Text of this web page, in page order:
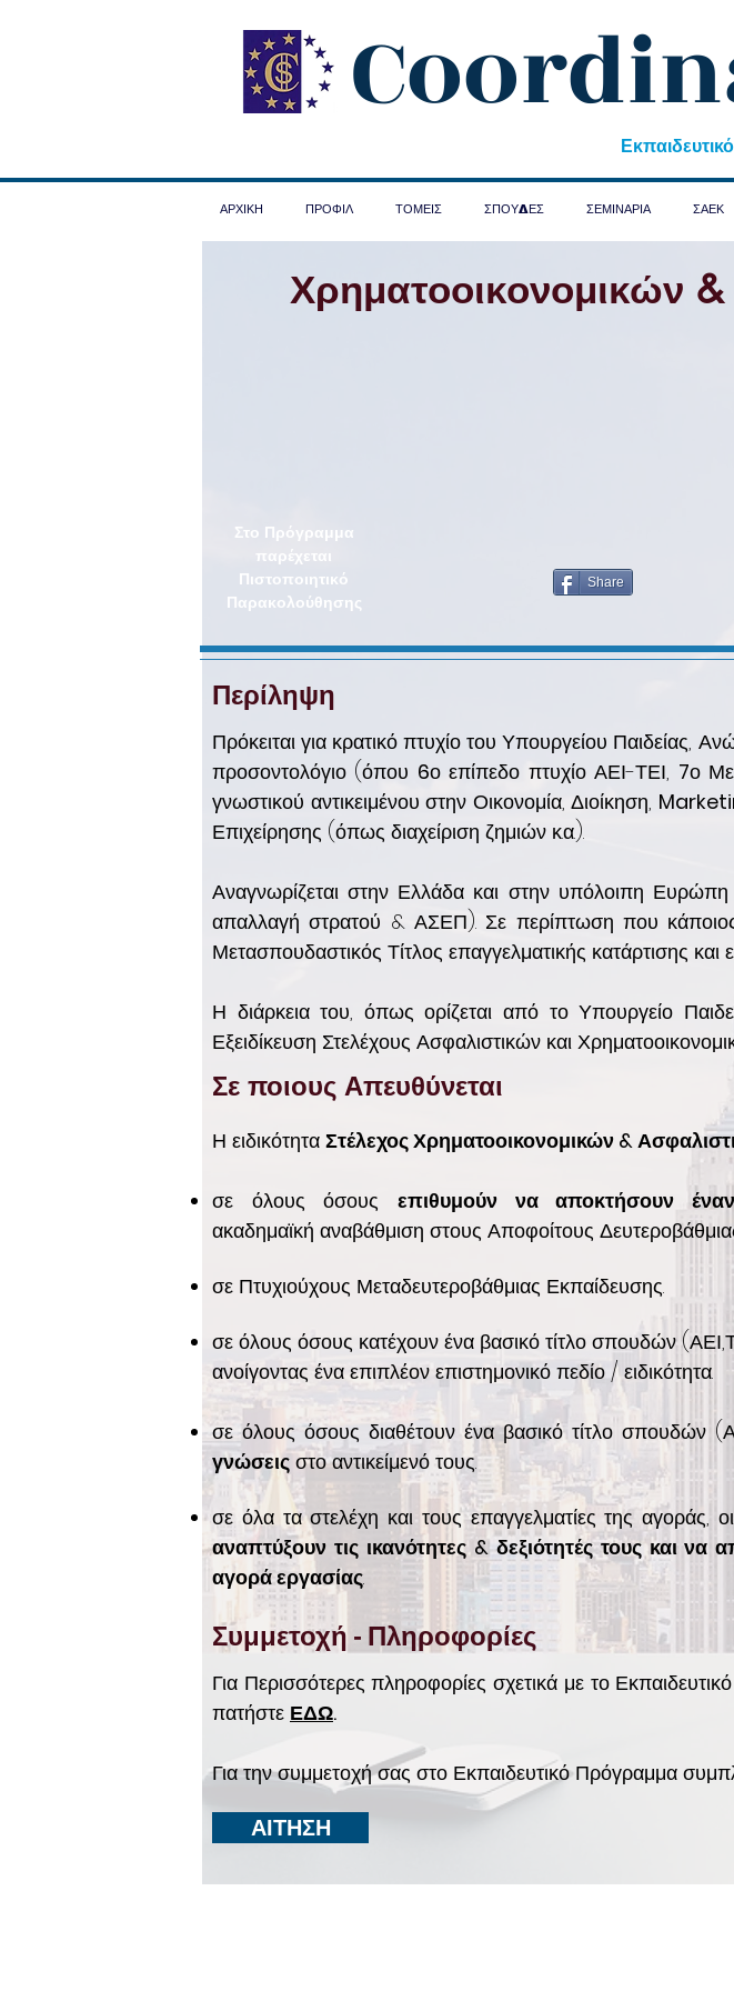
ΑΡΧΙΚΗ ΠΡΟΦΙΛ ΤΟΜΕΙΣ ΣΠΟΥΔΕΣ ΣΕΜΙΝΑΡΙΑ ΣΑΕΚ
Χρηματοοικονομικών
Στο Πρόγραμμα
παρέχεται
Πιστοποιητικό
Παρακολούθησης
Share
Περίληψη
Πρόκειται για κρατικό πτυχίο του Υπουργείου Παιδείας,
προσοντολόγιο (όπου 6ο επίπεδο πτυχίο ΑΕΙ-ΤΕΙ, 7ο
γνωστικού αντικειμένου στην Οικονομία, Διοίκηση,
Επιχείρησης (όπως διαχείριση ζημιών κ.α.).
Αναγνωρίζεται στην Ελλάδα και στην υπόλοιπη
απαλλαγή στρατού & ΑΣΕΠ). Σε περίπτωση που κάποιος
Μετασπουδαστικός Τίτλος επαγγελματικής κατάρτισης και
Η διάρκεια του, όπως ορίζεται από το Υπουργείο
Εξειδίκευση Στελέχους Ασφαλιστικών και
Σε ποιους Απευθύνεται
Η ειδικότητα Στέλεχος Χρηματοοικονομικών &
σε όλους όσους επιθυμούν να αποκτήσουν
ακαδημαϊκή αναβάθμιση στους Αποφοίτους
σε Πτυχιούχους Μεταδευτεροβάθμιας Εκπαίδευσης.
σε όλους όσους κατέχουν ένα βασικό τίτλο σπουδών
ανοίγοντας ένα επιπλέον επιστημονικό πεδίο / ειδικότητα.
σε όλους όσους διαθέτουν ένα βασικό τίτλο σπουδών
γνώσεις στο αντικείμενό τους.
σε όλα τα στελέχη και τους επαγγελματίες της αγοράς,
αναπτύξουν τις ικανότητες & δεξιότητές τους και
αγορά εργασίας.
Συμμετοχή - Πληροφορίες
Για Περισσότερες πληροφορίες σχετικά με το
πατήστε ΕΔΩ.
Για την συμμετοχή σας στο Εκπαιδευτικό Πρόγραμμα
ΑΙΤΗΣΗ